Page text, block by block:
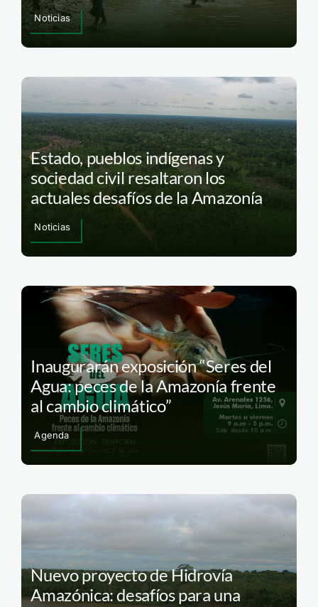
Noticias
Estado, pueblos indígenas y
sociedad civil resaltaron los
actuales desafíos de la Amazonía
Noticias
Inaugurarán exposición “Seres del
Agua: peces de la Amazonía frente
al cambio climático”
Agenda
Nuevo proyecto de Hidrovía
Amazónica: desafíos para una